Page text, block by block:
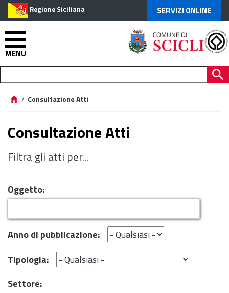
Regione Siciliana SERVIZI ONLINE
MENU
/ Consultazione Atti
Consultazione Atti
Filtra gli atti per...
Oggetto:
Anno di pubblicazione:
Tipologia:
Settore: